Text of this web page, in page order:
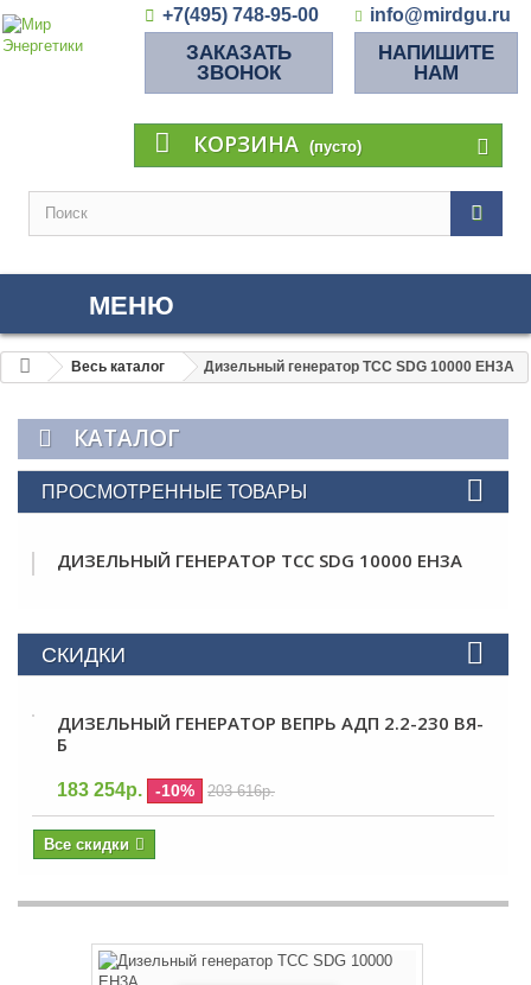
+7(495) 748-95-00 info@mirdgu.ru
ЗАКАЗАТЬ
ЗВОНОК
НАПИШИТЕ
НАМ
КОРЗИНА (пусто)
МЕНЮ
Весь каталог Дизельный генератор ТСС SDG 10000 EH3A
КАТАЛОГ
ПРОСМОТРЕННЫЕ ТОВАРЫ
ДИЗЕЛЬНЫЙ ГЕНЕРАТОР ТСС SDG 10000 EH3A
СКИДКИ
ДИЗЕЛЬНЫЙ ГЕНЕРАТОР ВЕПРЬ АДП 2.2-230 ВЯ-
Б
183 254р. -10% 203 616р.
Все скидки